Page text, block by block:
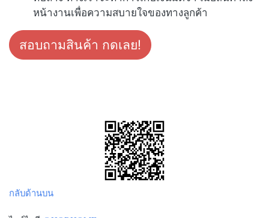
หน้างานเพื่อความสบายใจของทางลูกค้า
สอบถามสินค้า กดเลย!
กลับด้านบน